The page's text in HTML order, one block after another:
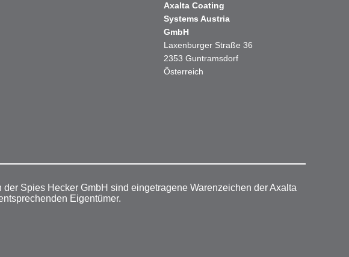
Axalta Coating
Systems Austria
GmbH
Laxenburger Straße 36
2353 Guntramsdorf
Österreich
Spies Hecker GmbH sind eingetragene Warenzeichen der Axalta
Eigentümer.